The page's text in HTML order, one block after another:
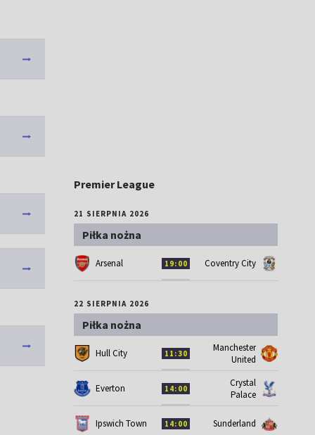
Premier League
21 SIERPNIA 2026
Piłka nożna
Arsenal 19:00 Coventry City
22 SIERPNIA 2026
Piłka nożna
Hull City 11:30
Manchester
United
Everton 14:00
Crystal
Palace
Ipswich Town 14:00 Sunderland